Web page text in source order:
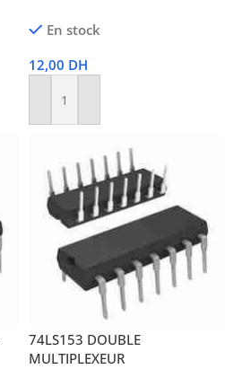
En stock
12,00 DH
Ajouter Au Panier
74LS153 DOUBLE
MULTIPLEXEUR